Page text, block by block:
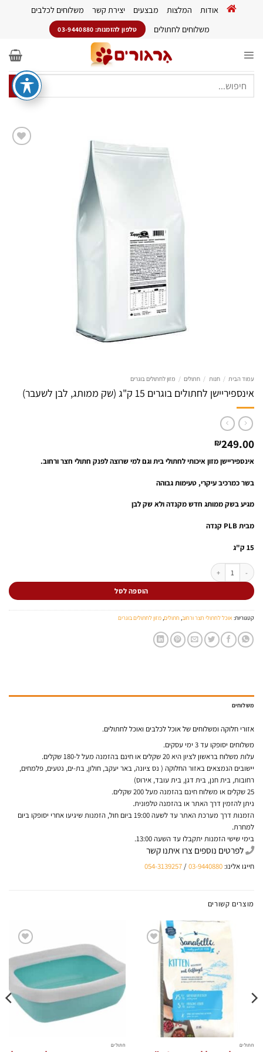
אודות המלצות מבצעים יצירת קשר
משלוחים לכלבים
משלוחים לחתולים
טלפון להזמנות: 03-9440880
עמוד הבית / חנות / חתולים / מזון לחתולים בוגרים
אינספיריישן לחתולים בוגרים 15 ק"ג (שק ממותג, לבן לשעבר)
₪249.00
אינספיריישן מזון איכותי לחתולי בית וגם למי שרוצה לפנק חתולי חצר ורחוב.
בשר כמרכיב עיקרי, טעימות גבוהה
מגיע בשק ממותג חדש מקנדה ולא שק לבן
מבית PLB קנדה
15 ק"ג
כמות של אינספיריישן לחתולים בוגרים 15 ק"ג (שק ממותג, לבן לשעבר)
הוספה לסל
קטגוריות: אוכל לחתולי חצר ורחוב, חתולים,מזון לחתולים בוגרים
משלוחים
אזורי חלוקה ומשלוחים של אוכל לכלבים ואוכל לחתולים.
משלוחים יסופקו עד 3 ימי עסקים.
עלות משלוח בראשון לציון היא 20 שקלים או חינם בהזמנה מעל ל-180 שקלים.
יישובים הנמצאים באזור החלוקה ( נס ציונה, באר יעקב, חולון, בת-ים, נטעים, פלמחים,
רחובות, בית חנן, בית דגן, בית עובד, אירוס)
25 שקלים או משלוח חינם בהזמנה מעל 200 שקלים.
ניתן להזמין דרך האתר או בהזמנה טלפונית.
הזמנות דרך מערכת האתר עד לשעה 19:00 ביום חול, הזמנות שיגיעו אחרי יסופקו ביום
למחרת.
בימי שישי הזמנות יתקבלו עד השעה 13:00.
לפרטים נוספים צרו איתנו קשר
חייגו אלינו: 03-9440880
/
054-3139257
מוצרים קשורים
חתולים
לרשימת
חתולים